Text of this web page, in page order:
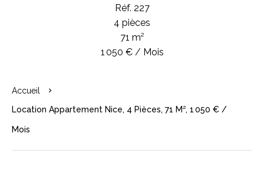
Réf. 227
4 pièces
71 m²
1 050 € / Mois
Accueil
Location Appartement Nice, 4 Pièces, 71 M², 1 050 € /
Mois